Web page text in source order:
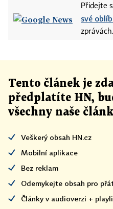
Přidejte
své
zprávách.
Tento článek je
předplatíte HN,
všechny naše
Veškerý obsah HN.cz
Mobilní aplikace
Bez reklam
Odemykejte obsah pro
Články v audioverzi +